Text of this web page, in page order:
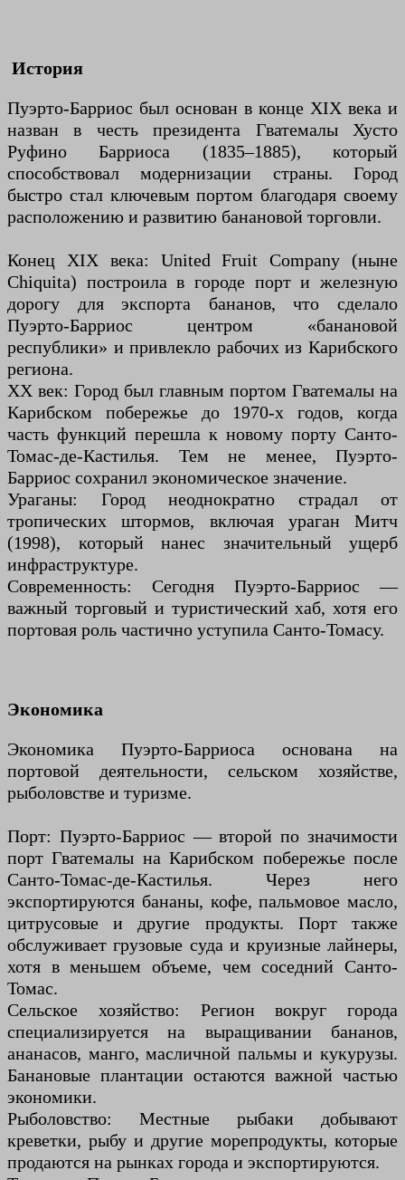
История
Пуэрто-Барриос был основан в конце XIX века и
назван в честь президента Гватемалы Хусто
Руфино Барриоса (1835–1885), который
способствовал модернизации страны. Город
быстро стал ключевым портом благодаря своему
расположению и развитию банановой торговли.
Конец XIX века: United Fruit Company (ныне
Chiquita) построила в городе порт и железную
дорогу для экспорта бананов, что сделало
Пуэрто-Барриос центром «банановой
республики» и привлекло рабочих из Карибского
региона.
XX век: Город был главным портом Гватемалы на
Карибском побережье до 1970-х годов, когда
часть функций перешла к новому порту Санто-
Томас-де-Кастилья. Тем не менее, Пуэрто-
Барриос сохранил экономическое значение.
Ураганы: Город неоднократно страдал от
тропических штормов, включая ураган Митч
(1998), который нанес значительный ущерб
инфраструктуре.
Современность: Сегодня Пуэрто-Барриос —
важный торговый и туристический хаб, хотя его
портовая роль частично уступила Санто-Томасу.
Экономика
Экономика Пуэрто-Барриоса основана на
портовой деятельности, сельском хозяйстве,
рыболовстве и туризме.
Порт: Пуэрто-Барриос — второй по значимости
порт Гватемалы на Карибском побережье после
Санто-Томас-де-Кастилья. Через него
экспортируются бананы, кофе, пальмовое масло,
цитрусовые и другие продукты. Порт также
обслуживает грузовые суда и круизные лайнеры,
хотя в меньшем объеме, чем соседний Санто-
Томас.
Сельское хозяйство: Регион вокруг города
специализируется на выращивании бананов,
ананасов, манго, масличной пальмы и кукурузы.
Банановые плантации остаются важной частью
экономики.
Рыболовство: Местные рыбаки добывают
креветки, рыбу и другие морепродукты, которые
продаются на рынках города и экспортируются.